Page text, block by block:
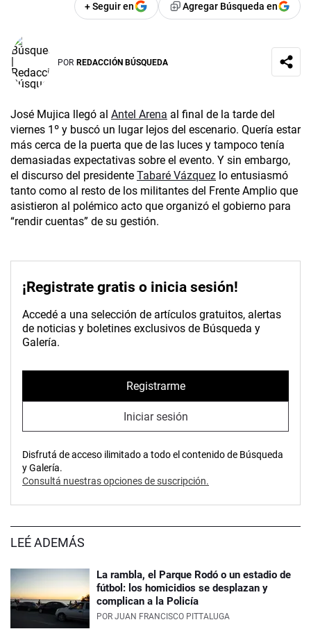
+ Seguir en Agregar Búsqueda en
POR REDACCIÓN BÚSQUEDA
José Mujica llegó al Antel Arena al final de la tarde del
viernes 1º y buscó un lugar lejos del escenario. Quería estar
más cerca de la puerta que de las luces y tampoco tenía
demasiadas expectativas sobre el evento. Y sin embargo,
el discurso del presidente Tabaré Vázquez lo entusiasmó
tanto como al resto de los militantes del Frente Amplio que
asistieron al polémico acto que organizó el gobierno para
“rendir cuentas” de su gestión.
¡Registrate gratis o inicia sesión!
Accedé a una selección de artículos gratuitos, alertas
de noticias y boletines exclusivos de Búsqueda y
Galería.
Registrarme
Iniciar sesión
Disfrutá de acceso ilimitado a todo el contenido de Búsqueda
y Galería.
Consultá nuestras opciones de suscripción.
LEÉ ADEMÁS
La rambla, el Parque Rodó o un estadio de
fútbol: los homicidios se desplazan y
complican a la Policía
POR JUAN FRANCISCO PITTALUGA